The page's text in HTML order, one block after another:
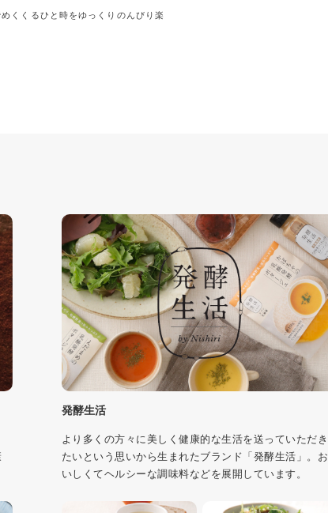
くくるひと時をゆっくりのんびり楽
発酵生活
より多くの方々に美しく健康的な生活を送っていただき
たいという思いから生まれたブランド「発酵生活」。お
いしくてヘルシーな調味料などを展開しています。